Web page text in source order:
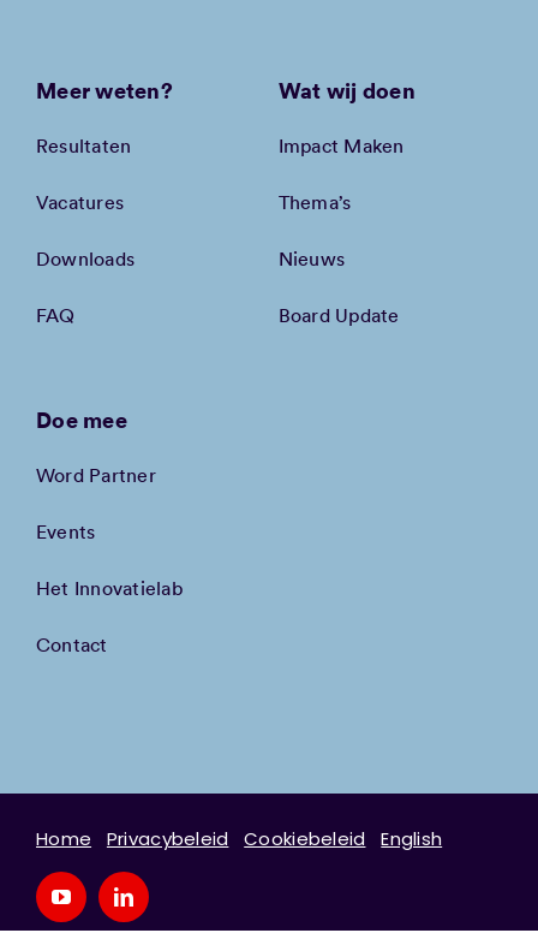
Meer weten?
Resultaten
Vacatures
Downloads
FAQ
Wat wij doen
Impact Maken
Thema’s
Nieuws
Board Update
Doe mee
Word Partner
Events
Het Innovatielab
Contact
Home Privacybeleid Cookiebeleid English